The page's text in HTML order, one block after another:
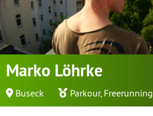
Marko Löhrke
Buseck Parkour, Freerunning